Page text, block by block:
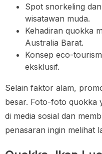
Spot snorkeling
wisatawan muda.
Kehadiran quokka
Australia Barat.
Konsep eco-
eksklusif.
Selain faktor alam,
besar. Foto-foto quokka
di media sosial dan
penasaran ingin melihat